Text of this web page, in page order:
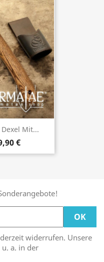
Dexel Mit...
€
widerrufen. Unsere
a. in der